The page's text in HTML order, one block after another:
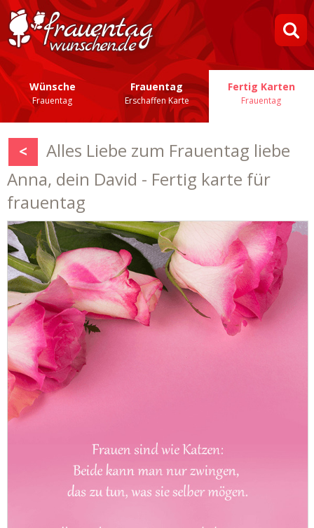
Wünsche
Frauentag
Frauentag
Erschaffen Karte
Fertig Karten
Frauentag
<
Alles Liebe zum Frauentag liebe
Anna, dein David - Fertig karte für
frauentag